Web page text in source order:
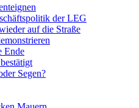
der LEG
auf die Straße
Ende
Segen?